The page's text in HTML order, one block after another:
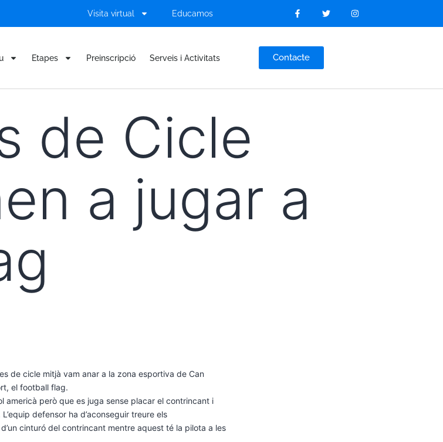
Visita virtual Educamos
Etapes Preinscripció Serveis i Activitats Contacte
de Cicle
a jugar a
de cicle mitjà vam anar a la zona esportiva de Can
el football flag.
americà però que es juga sense placar el contrincant i
defensor ha d’aconseguir treure els
cinturó del contrincant mentre aquest té la pilota a les